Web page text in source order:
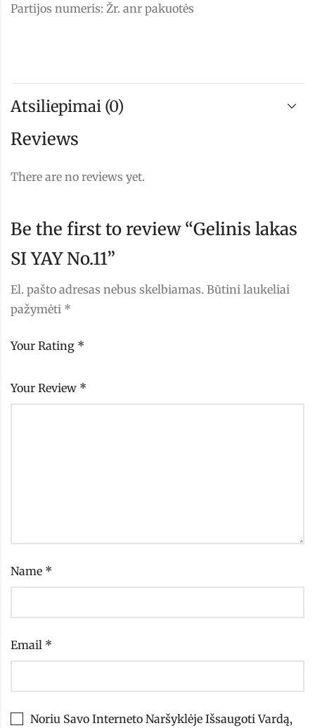
Partijos numeris: Žr. anr pakuotės
Atsiliepimai (0)
Reviews
There are no reviews yet.
Be the first to review “Gelinis lakas
SI YAY No.11”
El. pašto adresas nebus skelbiamas. Būtini laukeliai
pažymėti *
Your Rating *
Your Review *
Name *
Email *
Noriu Savo Interneto Naršyklėje Išsaugoti Vardą,